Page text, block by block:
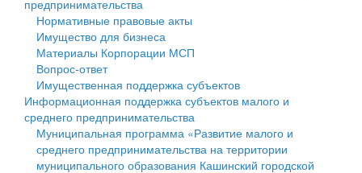
Государственные услуги
Промышленность и АПК
Экономика и бизнес
...
Символика
Устав
Гостям округа
Туризм
Культура
муниципального округа Тверской области
Администрация Кашинского муниципального округа
Тверской области
Управление сельскими территориями
Открытые данные
Финансовое управление
Бюджет для граждан
Имущество
Выявление правообладателей ранее учтенных
объектов недвижимости
предпринимательства
Нормативные правовые акты
Имущество для бизнеса
Материалы Корпорации МСП
Вопрос-ответ
Имущественная поддержка субъектов
Информационная поддержка субъектов малого и
среднего предпринимательства
Муниципальная программа «Развитие малого и
среднего предпринимательства на территории
муниципального образования Кашинский городской